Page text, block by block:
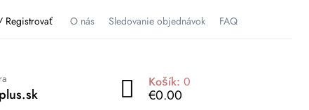
Registrovať O nás Sledovanie objednávok FAQ
Košík: 0
€0.00